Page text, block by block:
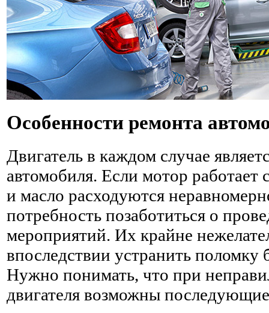
Особенности ремонта
Двигатель в каждом случае
автомобиля. Если мотор работает
и масло расходуются
потребность позаботиться о
мероприятий. Их крайне
впоследствии устранить поломку
Нужно понимать, что при
двигателя возможны